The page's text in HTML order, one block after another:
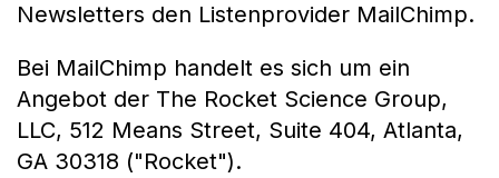
Newsletters den Listenprovider MailChimp.
Bei MailChimp handelt es sich um ein
Angebot der The Rocket Science Group,
LLC, 512 Means Street, Suite 404, Atlanta,
GA 30318 ("Rocket").